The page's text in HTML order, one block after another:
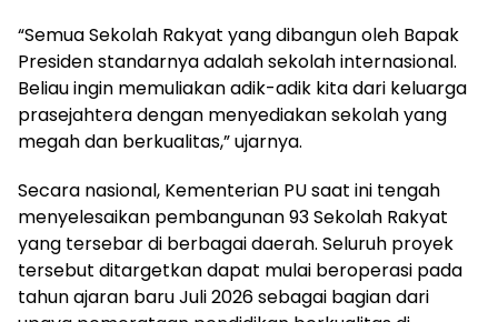
“Semua Sekolah Rakyat yang dibangun oleh Bapak
Presiden standarnya adalah sekolah internasional.
Beliau ingin memuliakan adik-adik kita dari keluarga
prasejahtera dengan menyediakan sekolah yang
megah dan berkualitas,” ujarnya.
Secara nasional, Kementerian PU saat ini tengah
menyelesaikan pembangunan 93 Sekolah Rakyat
yang tersebar di berbagai daerah. Seluruh proyek
tersebut ditargetkan dapat mulai beroperasi pada
tahun ajaran baru Juli 2026 sebagai bagian dari